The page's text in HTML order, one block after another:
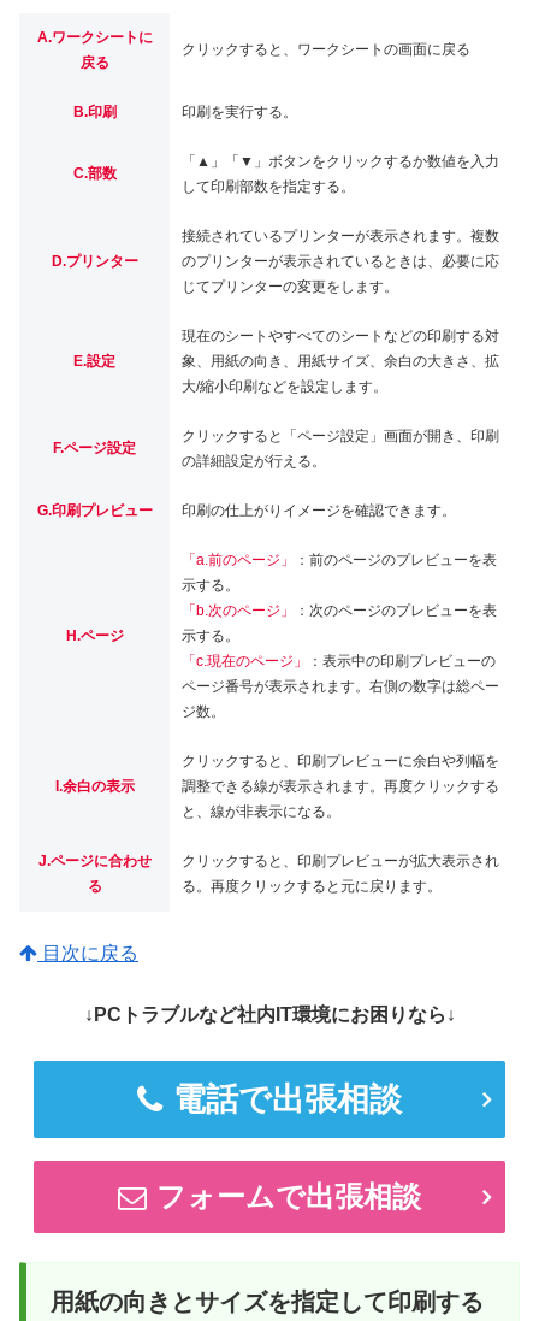
A.ワークシートに
戻る
クリックすると、ワークシートの画面に戻る
B.印刷 印刷を実行する。
C.部数
「▲」「▼」ボタンをクリックするか数値を入力
して印刷部数を指定する。
D.プリンター
接続されているプリンターが表示されます。複数
のプリンターが表示されているときは、必要に応
じてプリンターの変更をします。
E.設定
現在のシートやすべてのシートなどの印刷する対
象、用紙の向き、用紙サイズ、余白の大きさ、拡
大/縮小印刷などを設定します。
F.ページ設定
クリックすると「ページ設定」画面が開き、印刷
の詳細設定が行える。
G.印刷プレビュー 印刷の仕上がりイメージを確認できます。
H.ページ
「a.前のページ」
：前のページのプレビューを表
示する。
「b.次のページ」
：次のページのプレビューを表
示する。
「c.現在のページ」
：表示中の印刷プレビューの
ページ番号が表示されます。右側の数字は総ペー
ジ数。
I.余白の表示
クリックすると、印刷プレビューに余白や列幅を
調整できる線が表示されます。再度クリックする
と、線が非表示になる。
J.ページに合わせ
る
クリックすると、印刷プレビューが拡大表示され
る。再度クリックすると元に戻ります。
目次に戻る
↓PCトラブルなど社内IT環境にお困りなら↓
電話で出張相談
フォームで出張相談
用紙の向きとサイズを指定して印刷する